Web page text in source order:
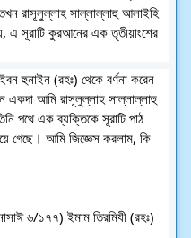
রাসূলুল্লাহ সাল্লাল্লাহু আলাইহি
এ সূরাটি কুরআনের এক তৃতীয়াংশের
হুনাইন (রহঃ) থেকে বর্ণনা করেন
একদা আমি রাসূলুল্লাহ সাল্লাল্লাহু
পথে এক ব্যক্তিকে সূরাটি পাঠ
গেছে। আমি জিজ্ঞেস করলাম, কি
৬/১৭৭) ইমাম তিরমিযী (রহঃ)